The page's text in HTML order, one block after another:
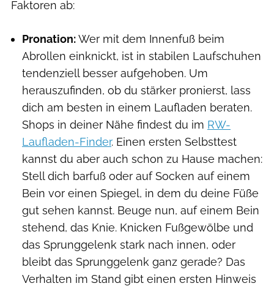
Faktoren ab:
Pronation:Wer mit dem Innenfuß beim
Abrollen einknickt, ist in stabilen Laufschuhen
tendenziell besser aufgehoben. Um
herauszufinden, ob du stärker pronierst, lass
dich am besten in einem Laufladen beraten.
Shops in deiner Nähe findest du im RW-
Laufladen-Finder. Einen ersten Selbsttest
kannst du aber auch schon zu Hause machen:
Stell dich barfuß oder auf Socken auf einem
Bein vor einen Spiegel, in dem du deine Füße
gut sehen kannst. Beuge nun, auf einem Bein
stehend, das Knie. Knicken Fußgewölbe und
das Sprunggelenk stark nach innen, oder
bleibt das Sprunggelenk ganz gerade? Das
Verhalten im Stand gibt einen ersten Hinweis